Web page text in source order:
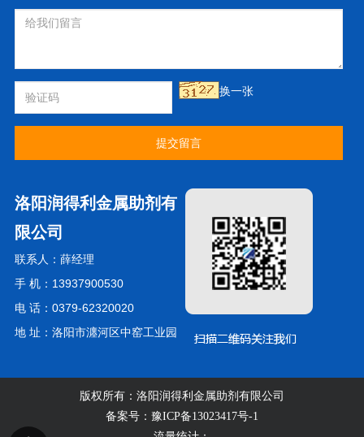
换一张
提交留言
洛阳润得利金属助剂有
限公司
联系人：薛经理
手 机：13937900530
电 话：0379-62320020
地 址：洛阳市瀍河区中窑工业园
版权所有：洛阳润得利金属助剂有限公司
备案号： 豫ICP备13023417号-1